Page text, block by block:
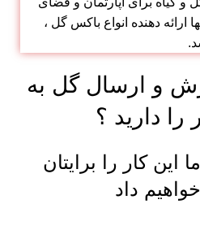
ارائه دهنده انواع باکس گل ،
و ارسال گل به
را دارید ؟
این کار را برایتان
خواهیم داد